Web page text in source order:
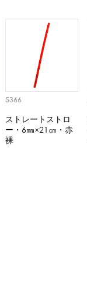
5366
ストレートストロ
ー・6㎜×21㎝・赤
裸